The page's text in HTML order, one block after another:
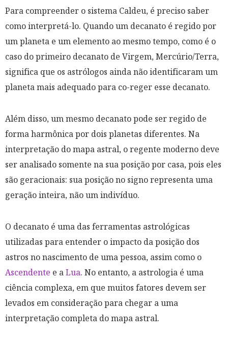
Para compreender o sistema Caldeu, é preciso saber
como interpretá-lo. Quando um decanato é regido por
um planeta e um elemento ao mesmo tempo, como é o
caso do primeiro decanato de Virgem, Mercúrio/Terra,
significa que os astrólogos ainda não identificaram um
planeta mais adequado para co-reger esse decanato.
Além disso, um mesmo decanato pode ser regido de
forma harmônica por dois planetas diferentes. Na
interpretação do mapa astral, o regente moderno deve
ser analisado somente na sua posição por casa, pois eles
são geracionais: sua posição no signo representa uma
geração inteira, não um indivíduo.
O decanato é uma das ferramentas astrológicas
utilizadas para entender o impacto da posição dos
astros no nascimento de uma pessoa, assim como o
Ascendente e aLua. No entanto, a astrologia é uma
ciência complexa, em que muitos fatores devem ser
levados em consideração para chegar a uma
interpretação completa do mapa astral.